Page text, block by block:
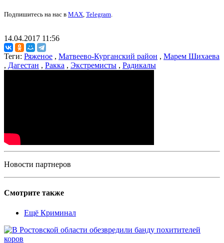
Подпишитесь на нас в MAX, Telegram.
14.04.2017 11:56
Теги: Ряженое , Матвеево-Курганский район , Марем Шихаева
, Дагестан , Ракка , Экстремисты , Радикалы
Новости партнеров
Смотрите также
Ещё Криминал